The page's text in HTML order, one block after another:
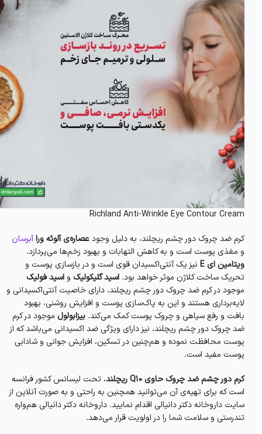
Richland Anti-Wrinkle Eye Contour Cream
کرم ضد چروک دور چشم ریچلند، به دلیل وجودعصاره‌ی آلوئه وراآبرسان
و مغذی پوست است و به کاهش التهابات و بهبود زخم‌ها می‌پردازد.
ویتامین ای E
نیز یک آنتی‌اکسیدان قوی است و در بازسازی پوست و
تحریک ساخت کلاژن موثر خواهد بود. اسید گلیکولیک واسید فولیک
موجود در کرم ضد چروک دور چشم ریچلند، دارای خاصیت آنتی‌اکسیدانی و
لایه‌برداری هستند و این به پاک‌سازی پوست و افزایش روشنی، بهبود
بافت و رفع سیاهی و چروک‌ پوست کمک می‌کند. بیزابولول موجود در کرم
ضد چروک دور چشم ریچلند، نیز دارای ویژگی ضد اکسیدانی می‌باشد که از
پوست محافظت نموده و هم‌چنین در تسکین، افزایش‌ جوانی و شادابی
پوست مفید است.
کرم دور چشم ضد چروک حاوی Q10 ریچلند
، تحت لیسانس کشور فرانسه
است که برای تهیه‌ی آن می‌توانید همچنین به راحتی و به صورت آنلاین از
سایت داروخانه‌ دکتر دانیالی اقدام نمایید. داروخانه‌ دکتر دانیالی هم‌واره
تندرستی و سلامت شما را در اولویت قرار می‌دهد.